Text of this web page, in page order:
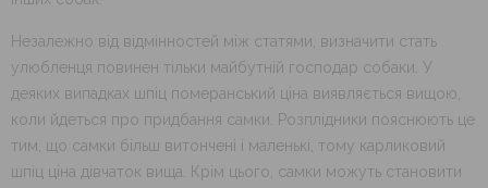
Незалежно від відмінностей між статями, визначити стать
улюбленця повинен тільки майбутній господар собаки. У
деяких випадках шпіц померанський ціна виявляється вищою,
коли йдеться про придбання самки. Розплідники пояснюють це
тим, що самки більш витончені і маленькі, тому карликовий
шпіц ціна дівчаток вища. Крім цього, самки можуть становити